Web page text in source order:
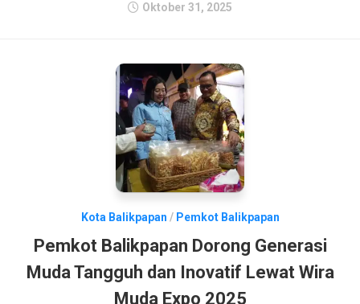
Oktober 31, 2025
Kota Balikpapan / Pemkot Balikpapan
Pemkot Balikpapan Dorong Generasi
Muda Tangguh dan Inovatif Lewat Wira
Muda Expo 2025